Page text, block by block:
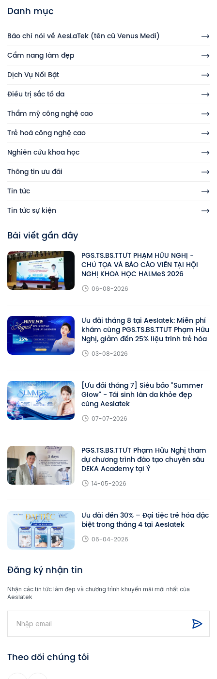
Danh mục
Báo chí nói về AesLaTek (tên cũ Venus Medi)
Cẩm nang làm đẹp
Dịch Vụ Nổi Bật
Điều trị sắc tố da
Thẩm mỹ công nghệ cao
Trẻ hoá công nghệ cao
Nghiên cứu khoa học
Thông tin ưu đãi
Tin tức
Tin tức sự kiện
Bài viết gần đây
PGS.TS.BS.TTƯT PHẠM HỮU NGHỊ -
CHỦ TỌA VÀ BÁO CÁO VIÊN TẠI HỘI
NGHỊ KHOA HỌC HALMeS 2026
06-08-2026
Ưu đãi tháng 8 tại Aeslatek: Miễn phí
khám cùng PGS.TS.BS.TTƯT Phạm Hữu
Nghị, giảm đến 25% liệu trình trẻ hóa
03-08-2026
[Ưu đãi tháng 7] Siêu bão "Summer
Glow" - Tái sinh làn da khỏe đẹp
cùng Aeslatek
07-07-2026
PGS.TS.BS.TTƯT Phạm Hữu Nghị tham
dự chương trình đào tạo chuyên sâu
DEKA Academy tại Ý
14-05-2026
Ưu đãi đến 30% – Đại tiệc trẻ hóa đặc
biệt trong tháng 4 tại Aeslatek
06-04-2026
Đăng ký nhận tin
Nhận các tin tức làm đẹp và chương trình khuyến mãi mới nhất của
Aeslatek
Theo dõi chúng tôi